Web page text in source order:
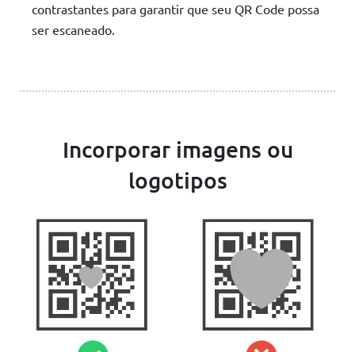
contrastantes para garantir que seu QR Code possa
ser escaneado.
Incorporar imagens ou
logotipos